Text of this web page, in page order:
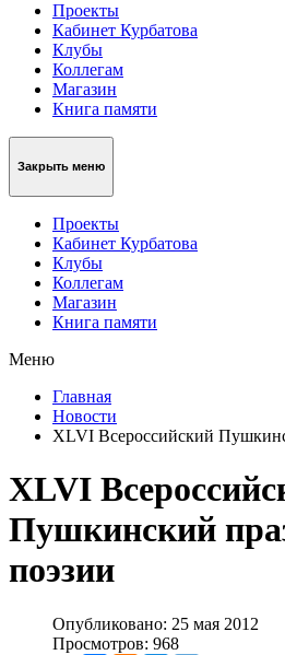
Проекты
Кабинет Курбатова
Клубы
Коллегам
Магазин
Книга памяти
Закрыть меню
Проекты
Кабинет Курбатова
Клубы
Коллегам
Магазин
Книга памяти
Меню
Главная
Новости
XLVI Всероссийский
XLVI
Пушкинский
поэзии
Опубликовано: 25 мая 2012
Просмотров: 968